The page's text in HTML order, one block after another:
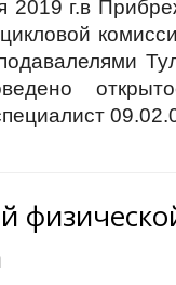
2019 г.в